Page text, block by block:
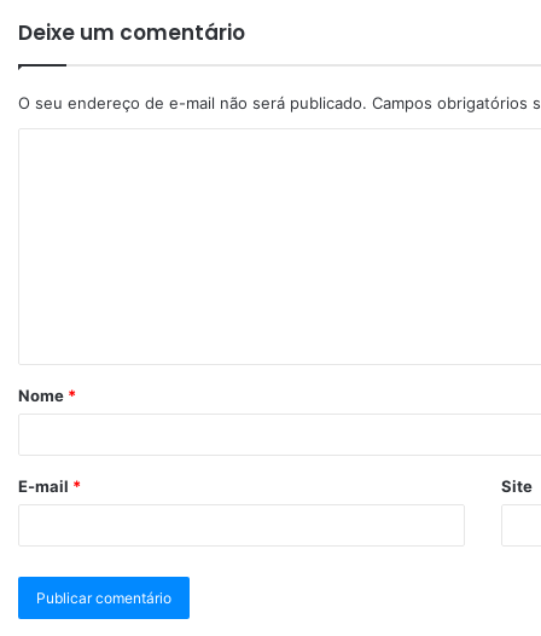
Deixe um comentário
O seu endereço de e-mail não será publicado. Campos obrigatórios
Nome *
E-mail * Site